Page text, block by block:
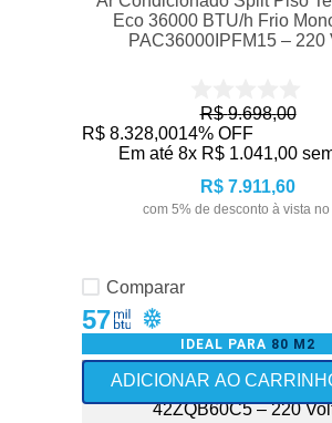
Eco 36000 BTU/h Frio
PAC36000IPFM15 – 220
R$ 9.698,00
R$ 8.328,0014% OFF
Em até 8x R$ 1.041,00
R$ 7.911,60
com 5% de desconto à vista no
Comparar
57
IDEAL PARA 80 M2
ADICIONAR AO